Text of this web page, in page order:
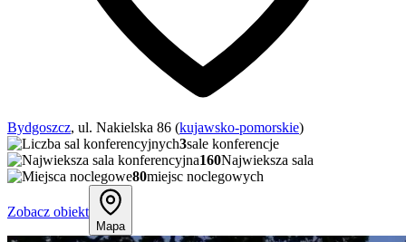
Bydgoszcz, ul. Nakielska 86 (kujawsko-pomorskie)
3sale konferencje
160Najwieksza sala
80miejsc noclegowych
Zobacz obiekt
Mapa